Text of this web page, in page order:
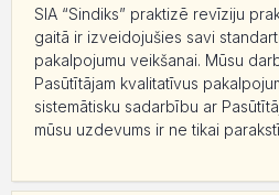
SIA “Sindiks” praktizē revīziju
gaitā ir izveidojušies savi
pakalpojumu veikšanai. Mūsu
Pasūtītājam kvalitatīvus
sistemātisku sadarbību ar
mūsu uzdevums ir ne tikai